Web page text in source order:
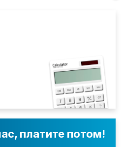
платите потом!